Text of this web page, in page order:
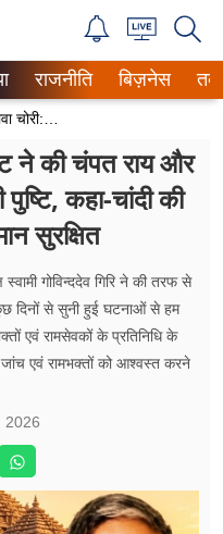
राजनीति बिज़नेस
ने की चंपत राय और
कहा-चांदी की
सुरक्षित
स्वामी गोविन्ददेव गिरि ने की तरफ से
दिनों से सुनी हुई घटनाओं से हम
एवं रामसेवकों के प्रतिनिधि के
एवं रामभक्तों को आश्वस्त करने
2026